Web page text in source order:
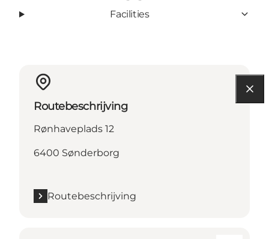
Facilities
Routebeschrijving
Rønhaveplads 12
6400 Sønderborg
Routebeschrijving